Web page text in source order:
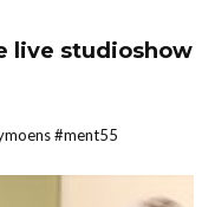
live studioshow
#ment55